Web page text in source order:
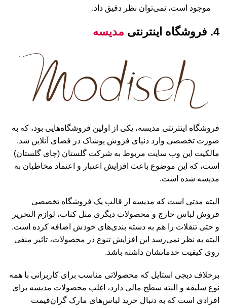
موجود است، نمی‌توان نظر دقیق داد.
4. فروشگاه اینترنتی مدیسه
فروشگاه اینترنتی مدیسه، یکی از اولین فروشگاه‌هایی بود، که به
صورت تخصصی وارد دنیای فروش پوشاک در فضای آنلاین شد.
مالکیت این وب سایت مربوط به شرکت گلستان (چای گلستان)
است، که این موضوع باعث افزایش اعتبار و اعتماد مخاطبان به
مدیسه شده است.
البته مدتی است که مدیسه از قالب یک فروشگاه تخصصی
فروش لباس خارج و محصولات دیگری مثل کتاب، لوازم التحریر
و حتی تنقلات را هم به دسته بندی‌های خودش اضافه کرده است.
البته به نظر نمی‌رسد این افزایش تنوع در محصولات، تاثیر منفی
روی کیفیت خدماتشان داشته باشد.
برخلاف دیجی استایل که محصولاتی مناسب برای کاربرانی با همه
نوع سلیقه و البته سطح مالی دارد، اغلب محصولات مدیسه برای
افرادی است که به دنبال خرید لباس‌های مارک گران‌قیمت